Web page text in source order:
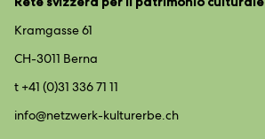
Kramgasse 61
CH-3011 Berna
t +41 (0)31 336 71 11
info@netzwerk-kulturerbe.ch